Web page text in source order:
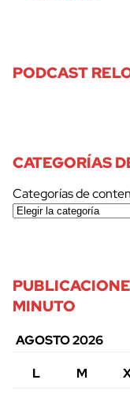
PODCAST
CATEGORÍAS
Categorías de
MINUTO
AGOSTO 2026
L
M